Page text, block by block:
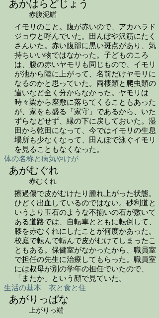
あかはらどじょう
赤腹泥鰌
イモリのこと。腹が赤いので、アカハラド
ジョウと呼んでいた。田んぼや沢筋にたく
さんいた。赤い腹部に黒い斑点があり、気
持ちいい物ではなかった。子どものころ
は、腹の赤いヤモリも同じもので、イモリ
が池から陸に上がって、名前だけヤモリに
なるのかと思っていた。両棲類と爬虫類の
違いなど全く分からなかった。ヤモリは
時々梁から座敷に落ちてくることもあった
が、家をも盛る「家守」であるから、いた
ずらなどせず、縁の下に戻しておいた。湿
田から乾田になって、今ではイモリの生息
場所も少なくなって、田んぼで泳ぐイモリ
を見ることもなくなった。
体の名称と病気やけが
あがむぐれ
赤むくれ
擦過傷で皮がむけたり腫れ上がった状態。
ひどく出血しているのではない。砂利道と
いうより玉石のような不揃いの石が敷いて
ある道路では、自転車とともに転倒して、
膝を赤むくれにしたことが何度かあった。
校庭で転んで転んで皮がむけてしまったこ
ともある。保健室がなかったから、職員室
で担任の先生に治療してもらった。職員室
には叔母が別の学年の担任でいたので、
「またか」という顔で見ていた。
生活の基本 衣と食と住
あがりっぱな
上がりっ端